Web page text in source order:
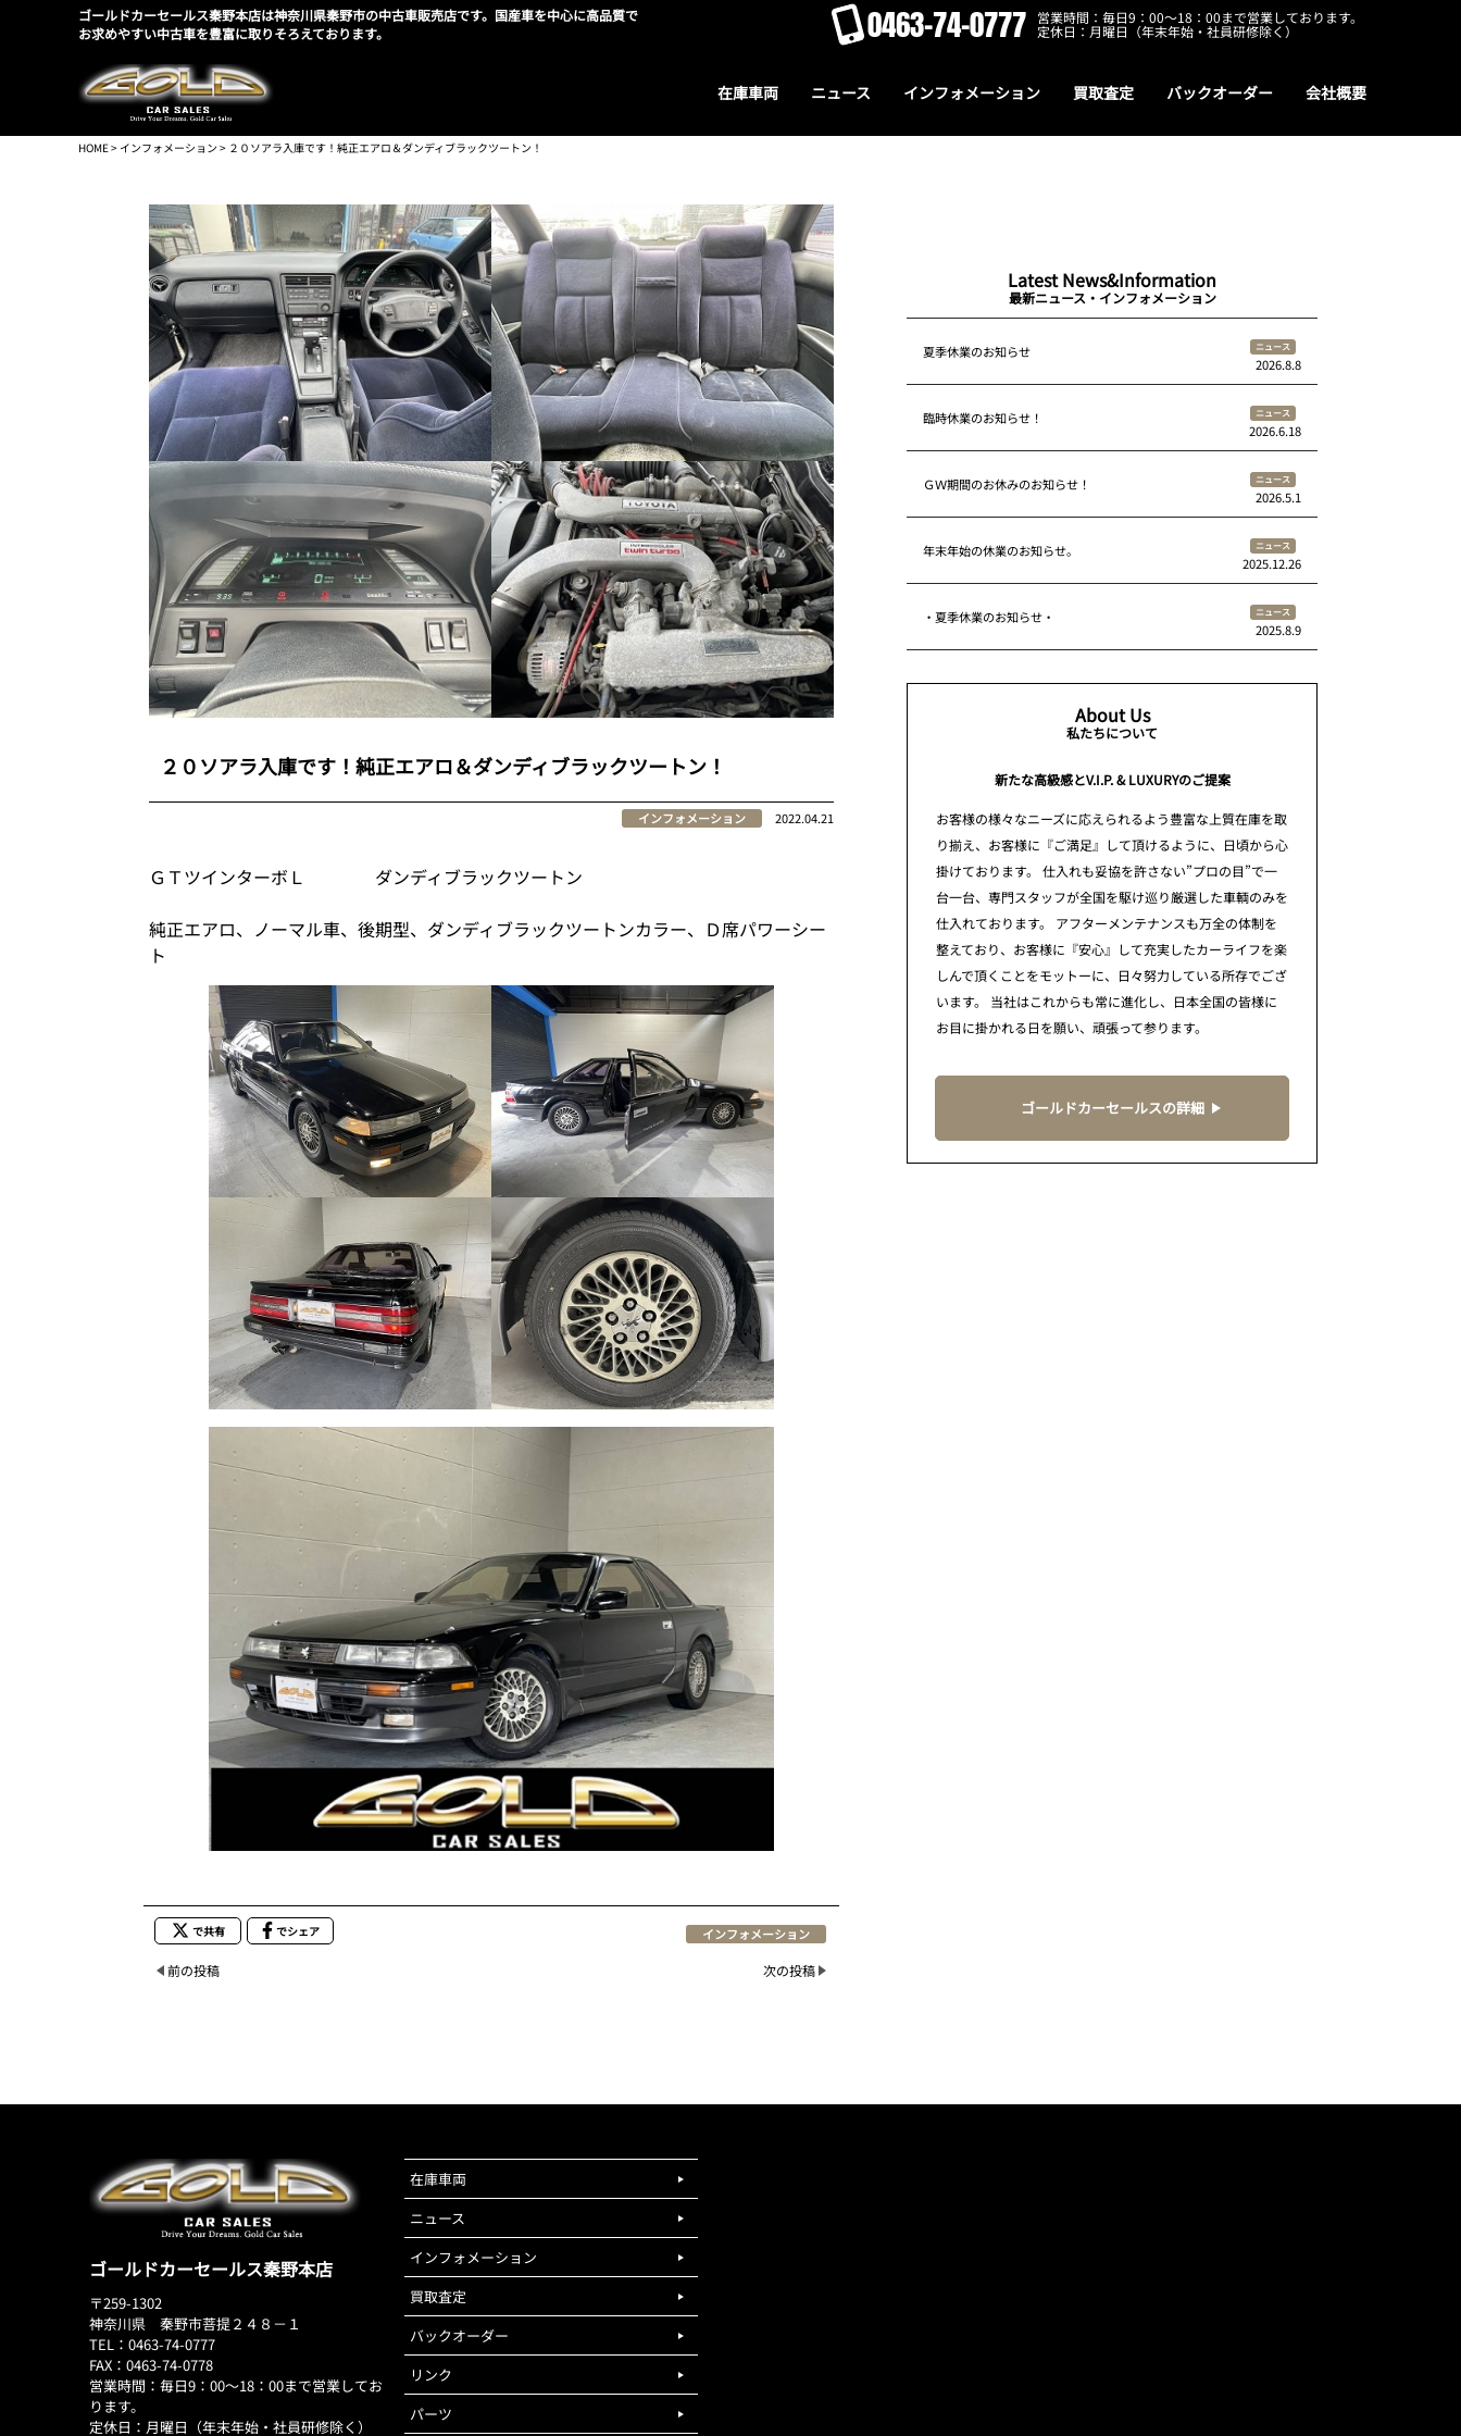
ゴールドカーセールス秦野本店は神奈川県秦野市の中古車販売店です。国産車を中心に高品質で
お求めやすい中古車を豊富に取りそろえております。
0463-74-0777 営業時間：毎日9：00～18：00まで営業しております。
定休日：月曜日（年末年始・社員研修除く）
在庫車両 ニュース インフォメーション 買取査定 バックオーダー 会社概要
HOME> インフォメーション > ２０ソアラ入庫です！純正エアロ＆ダンディブラックツートン！
２０ソアラ入庫です！純正エアロ＆ダンディブラックツートン！
インフォメーション 2022.04.21
ＧＴツインターボＬ ダンディブラックツートン
純正エアロ、ノーマル車、後期型、ダンディブラックツートンカラー、Ｄ席パワーシー
ト
で共有 でシェア インフォメーション
前の投稿 次の投稿
Latest News&Information
最新ニュース・インフォメーション
夏季休業のお知らせ ニュース
2026.8.8
臨時休業のお知らせ！ ニュース
2026.6.18
ＧＷ期間のお休みのお知らせ！ ニュース
2026.5.1
年末年始の休業のお知らせ。 ニュース
2025.12.26
・夏季休業のお知らせ・ ニュース
2025.8.9
About Us
私たちについて
新たな高級感とV.I.P. & LUXURYのご提案
お客様の様々なニーズに応えられるよう豊富な上質在庫を取
り揃え、お客様に『ご満足』して頂けるように、日頃から心
掛けております。 仕入れも妥協を許さない”プロの目”で一
台一台、専門スタッフが全国を駆け巡り厳選した車輌のみを
仕入れております。 アフターメンテナンスも万全の体制を
整えており、お客様に『安心』して充実したカーライフを楽
しんで頂くことをモットーに、日々努力している所存でござ
います。 当社はこれからも常に進化し、日本全国の皆様に
お目に掛かれる日を願い、頑張って参ります。
ゴールドカーセールスの詳細
ゴールドカーセールス秦野本店
〒259-1302
神奈川県 秦野市菩提２４８－１
TEL：0463-74-0777
FAX：0463-74-0778
営業時間：毎日9：00～18：00まで営業してお
ります。
定休日：月曜日（年末年始・社員研修除く）
在庫車両
ニュース
インフォメーション
買取査定
バックオーダー
リンク
パーツ